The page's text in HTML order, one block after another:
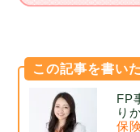
この記事を書い
FP
り
保